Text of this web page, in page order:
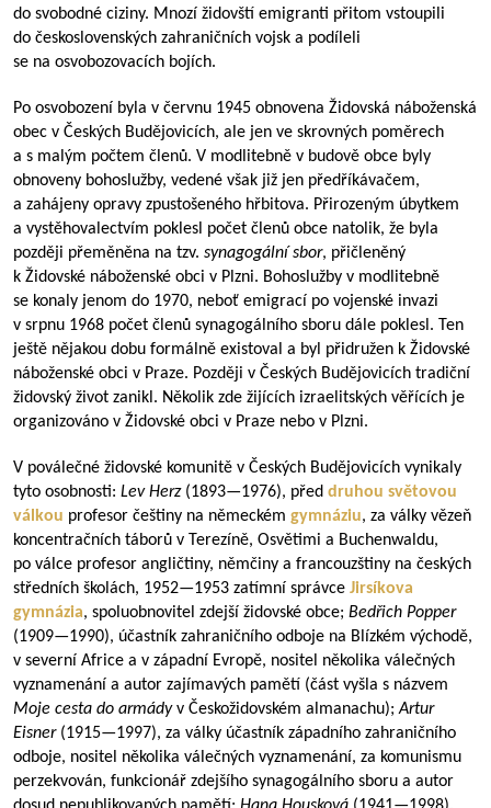
do svobodné ciziny. Mnozí židovští emigranti přitom vstoupili
do československých zahraničních vojsk a podíleli
se na osvobozovacích bojích.
Po osvobození byla v červnu 1945 obnovena Židovská náboženská
obec v Českých Budějovicích, ale jen ve skrovných poměrech
a s malým počtem členů. V modlitebně v budově obce byly
obnoveny bohoslužby, vedené však již jen předříkávačem,
a zahájeny opravy zpustošeného hřbitova. Přirozeným úbytkem
a vystěhovalectvím poklesl počet členů obce natolik, že byla
později přeměněna na tzv. synagogální sbor, přičleněný
k Židovské náboženské obci v Plzni. Bohoslužby v modlitebně
se konaly jenom do 1970, neboť emigrací po vojenské invazi
v srpnu 1968 počet členů synagogálního sboru dále poklesl. Ten
ještě nějakou dobu formálně existoval a byl přidružen k Židovské
náboženské obci v Praze. Později v Českých Budějovicích tradiční
židovský život zanikl. Několik zde žijících izraelitských věřících je
organizováno v Židovské obci v Praze nebo v Plzni.
V poválečné židovské komunitě v Českých Budějovicích vynikaly
tyto osobnosti: Lev Herz (1893—1976), před druhou světovou
válkou profesor češtiny na německém gymnáziu, za války vězeň
koncentračních táborů v Terezíně, Osvětimi a Buchenwaldu,
po válce profesor angličtiny, němčiny a francouzštiny na českých
středních školách, 1952—1953 zatímní správce Jirsíkova
gymnázia, spoluobnovitel zdejší židovské obce; Bedřich Popper
(1909—1990), účastník zahraničního odboje na Blízkém východě,
v severní Africe a v západní Evropě, nositel několika válečných
vyznamenání a autor zajímavých pamětí (část vyšla s názvem
Moje cesta do armádyv Českožidovském almanachu);Artur
Eisner (1915—1997), za války účastník západního zahraničního
odboje, nositel několika válečných vyznamenání, za komunismu
perzekvován, funkcionář zdejšího synagogálního sboru a autor